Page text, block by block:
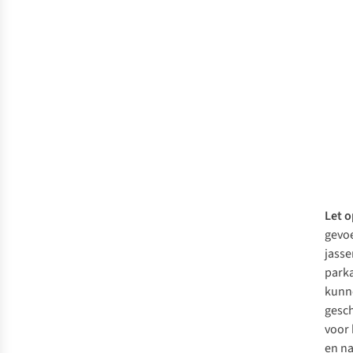
Let
voor
en